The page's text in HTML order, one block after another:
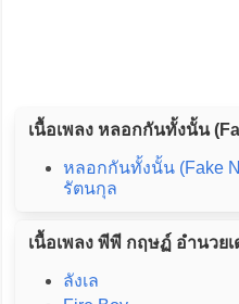
เนื้อเพลง หลอกกันทั้งนั้น
หลอกกันทั้งนั้น (Fake
รัตนกุล
เนื้อเพลง พีพี กฤษฏ์ อำนวย
ลังเล